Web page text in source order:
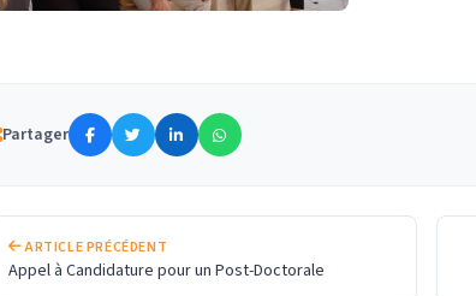
Partager
ARTICLE PRÉCÉDENT
Appel à Candidature pour un Post-Doctorale